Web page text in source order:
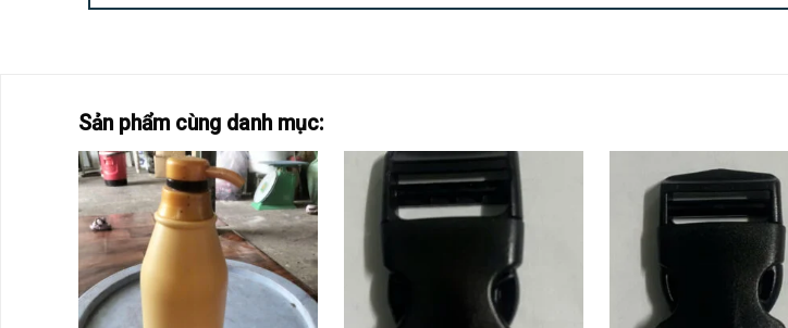
Sản phẩm cùng danh mục: